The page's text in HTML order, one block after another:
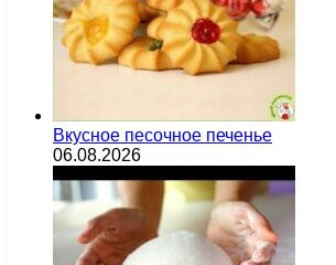
Вкусное песочное печенье
06.08.2026